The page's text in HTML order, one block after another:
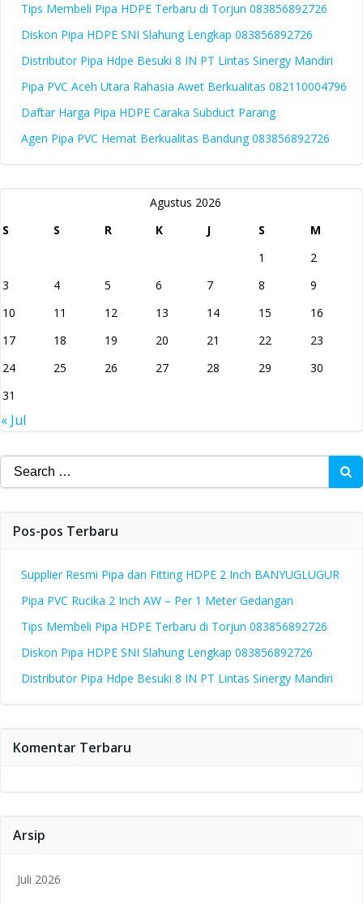
Tips Membeli Pipa HDPE Terbaru di Torjun 083856892726
Diskon Pipa HDPE SNI Slahung Lengkap 083856892726
Distributor Pipa Hdpe Besuki 8 IN PT Lintas Sinergy Mandiri
Pipa PVC Aceh Utara Rahasia Awet Berkualitas 082110004796
Daftar Harga Pipa HDPE Caraka Subduct Parang
Agen Pipa PVC Hemat Berkualitas Bandung 083856892726
Agustus 2026
S
S R K J S
M
1
2
3
4 5 6 7 8
9
10
11 12 13 14 15
16
17
18 19 20 21 22
23
24
25 26 27 28 29
30
31
« Jul
Search
for:
Pos-pos Terbaru
Supplier Resmi Pipa dan Fitting HDPE 2 Inch BANYUGLUGUR
Pipa PVC Rucika 2 Inch AW – Per 1 Meter Gedangan
Tips Membeli Pipa HDPE Terbaru di Torjun 083856892726
Diskon Pipa HDPE SNI Slahung Lengkap 083856892726
Distributor Pipa Hdpe Besuki 8 IN PT Lintas Sinergy Mandiri
Komentar Terbaru
Arsip
Juli 2026